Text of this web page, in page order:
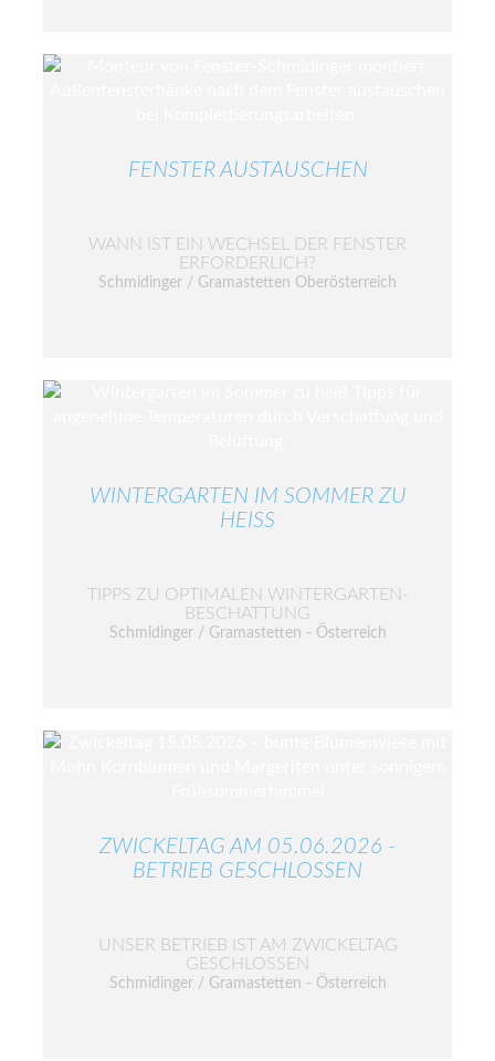
FENSTER AUSTAUSCHEN
WANN IST EIN WECHSEL DER FENSTER
ERFORDERLICH?
Schmidinger / Gramastetten Oberösterreich
WINTERGARTEN IM SOMMER ZU
HEISS
TIPPS ZU OPTIMALEN WINTERGARTEN-
BESCHATTUNG
Schmidinger / Gramastetten - Österreich
ZWICKELTAG AM 05.06.2026 -
BETRIEB GESCHLOSSEN
UNSER BETRIEB IST AM ZWICKELTAG
GESCHLOSSEN
Schmidinger / Gramastetten - Österreich